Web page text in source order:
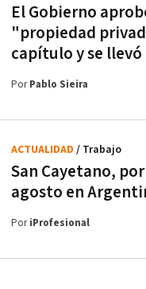
El Gobierno
"propiedad
capítulo y se
PorPablo Sieira
San Cayetano,
agosto en
ACTUALIDAD / Trabajo
PoriProfesional